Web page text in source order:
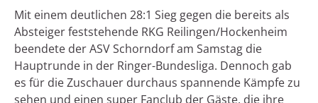
Mit einem deutlichen 28:1 Sieg gegen die bereits als
Absteiger feststehende RKG Reilingen/Hockenheim
beendete der ASV Schorndorf am Samstag die
Hauptrunde in der Ringer-Bundesliga. Dennoch gab
es für die Zuschauer durchaus spannende Kämpfe zu
sehen und einen super Fanclub der Gäste, die ihre